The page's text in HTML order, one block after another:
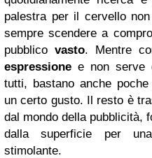
palestra per il cervello
sempre scendere a
pubblicovasto. Mentre
espressione e non serve
tutti, bastano anche
un certo gusto. Il resto è
dal mondo della pubblicità,
dalla superficie per
stimolante.